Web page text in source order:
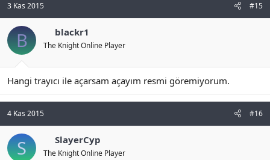
3 Kas 2015 #15
B blackr1
The Knight Online Player
Hangi trayıcı ile açarsam açayım resmi göremiyorum.
4 Kas 2015 #16
S SlayerCyp
The Knight Online Player